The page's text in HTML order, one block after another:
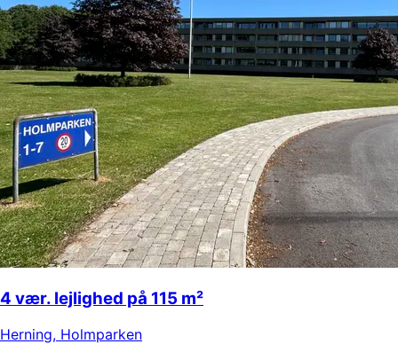
4 vær. lejlighed på 115 m²
Herning, Holmparken